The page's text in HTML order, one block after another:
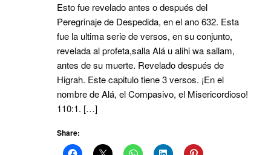
Esto fue revelado antes o después del
Peregrinaje de Despedida, en el ano 632. Esta
fue la ultima serie de versos, en su conjunto,
revelada al profeta,salla Alá u alihi wa sallam,
antes de su muerte. Revelado después de
Higrah. Este capitulo tiene 3 versos. ¡En el
nombre de Alá, el Compasivo, el Misericordioso!
110:1. […]
Share: